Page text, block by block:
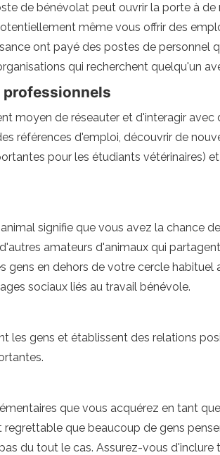
de bénévolat peut ouvrir la porte à
même vous offrir des
ont payé des postes de personnel
qui recherchent quelqu'un
professionnels
moyen de réseauter et d'interagir
références d'emploi, découvrir de
pour les étudiants vétérinaires)
signifie que vous avez la chance
amateurs d'animaux qui
gens en dehors de votre cercle
sociaux liés au travail bénévole.
les gens et établissent des relations
que vous acquérez en tant
que beaucoup de gens
du tout le cas. Assurez-vous